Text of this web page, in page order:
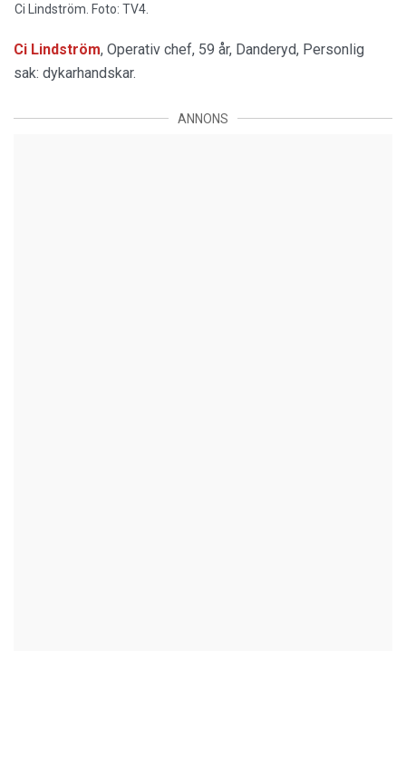
Ci Lindström. Foto: TV4.
Ci Lindström, Operativ chef, 59 år, Danderyd, Personlig
sak: dykarhandskar.
ANNONS